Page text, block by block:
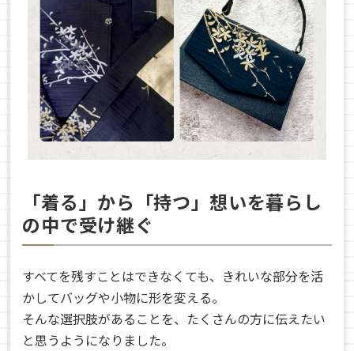
「着る」から「持つ」想いを暮らし
の中で受け継ぐ
すべてを残すことはできなくても、きれいな部分を活
かしてバッグや小物に形を変える。
そんな選択肢があることを、たくさんの方に伝えたい
と思うようになりました。